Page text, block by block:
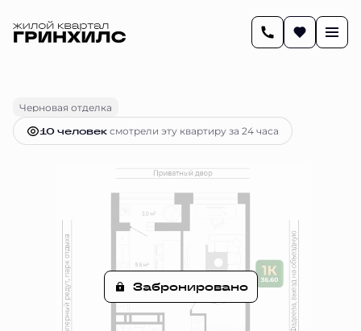
Черновая отделка
10 человексмотрели эту квартиру за 24 часа
Забронировано